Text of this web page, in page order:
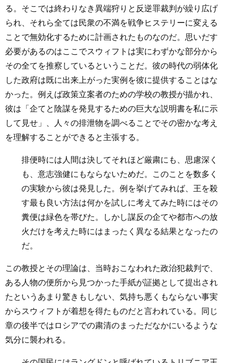
る。そこでは終わりなき異端狩りと反逆罪裁判が繰り広げ
られ、それら全ては民衆の不満を戦争ヒステリーに変える
ことで無効化するために計画されたものなのだ。思いだす
必要があるのはここでスウィフトは実にわずかな部分から
その全てを推察しているということだ。彼の時代の弱体化
した政府は既に出来上がった実例を彼に提供することはな
かった。例えば政策立案者のための学校の教授が描かれ、
彼は「企てと陰謀を発見するための巨大な説明書を私に示
して見せ」、人々の排泄物を調べることでその密かな考え
を理解することができると主張する。
排便時には人間は決してそれほど厳粛にも、思慮深く
も、意志強健にもならないためだ。このことを数多く
の実験から彼は発見した。例を挙げてみれば、王を殺
す最も良い方法は何かを試しに考えてみた時にはその
糞便は緑色を帯びた。しかし謀反の企てや都市への放
火だけを考えた時にはまったく異なる結果となったの
だ。
この教授とその理論は、当時おこなわれた政治犯裁判で、
ある人物の便所から見つかった手紙が証拠として提出され
たというあまり驚きもしない、気持ち悪くもならない事実
からスウィフトが着想を得たものだと言われている。同じ
章の後半ではロシアでの粛清のまっただなかにいるような
気分に襲われる。